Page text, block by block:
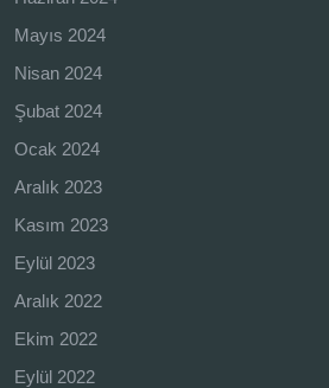
Mayıs 2024
Nisan 2024
Şubat 2024
Ocak 2024
Aralık 2023
Kasım 2023
Eylül 2023
Aralık 2022
Ekim 2022
Eylül 2022